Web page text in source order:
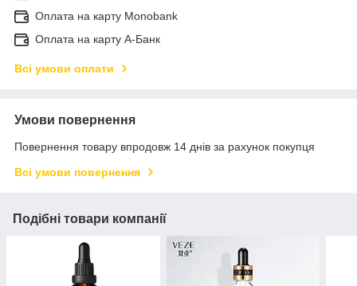
Оплата на карту Monobank
Оплата на карту А-Банк
Всі умови оплати
Умови повернення
Повернення товару впродовж 14 днів за рахунок покупця
Всі умови повернення
Подібні товари компанії